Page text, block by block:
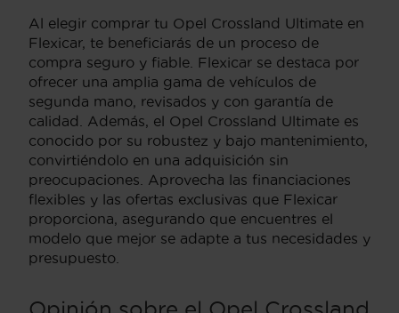
Al elegir comprar tu Opel Crossland Ultimate en
Flexicar, te beneficiarás de un proceso de
compra seguro y fiable. Flexicar se destaca por
ofrecer una amplia gama de vehículos de
segunda mano, revisados y con garantía de
calidad. Además, el Opel Crossland Ultimate es
conocido por su robustez y bajo mantenimiento,
convirtiéndolo en una adquisición sin
preocupaciones. Aprovecha las financiaciones
flexibles y las ofertas exclusivas que Flexicar
proporciona, asegurando que encuentres el
modelo que mejor se adapte a tus necesidades y
presupuesto.